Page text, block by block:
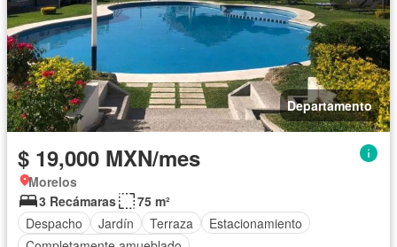
Departamento
$ 19,000 MXN/mes
Morelos
3 Recámaras
75 m²
Despacho
Jardín Terraza
Estacionamiento